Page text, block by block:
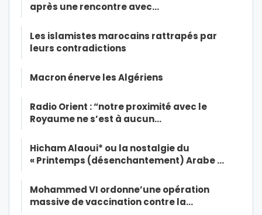
après une rencontre avec…
Les islamistes marocains rattrapés par
leurs contradictions
Macron énerve les Algériens
Radio Orient : “notre proximité avec le
Royaume ne s’est à aucun…
Hicham Alaoui* ou la nostalgie du
« Printemps (désenchantement) Arabe …
Mohammed VI ordonne’une opération
massive de vaccination contre la…